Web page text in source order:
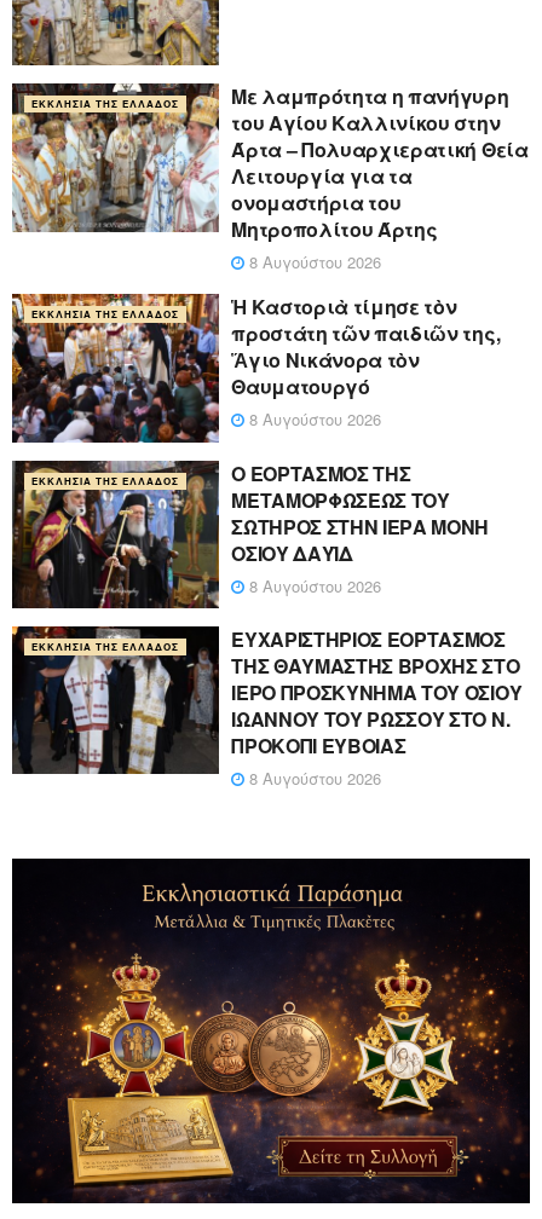
ΕΚΚΛΗΣΊΑ ΤΗΣ ΕΛΛΆΔΟΣ
Με λαμπρότητα η πανήγυρη
του Αγίου Καλλινίκου στην
Άρτα – Πολυαρχιερατική Θεία
Λειτουργία για τα
ονομαστήρια του
Μητροπολίτου Άρτης
8 Αυγούστου 2026
ΕΚΚΛΗΣΊΑ ΤΗΣ ΕΛΛΆΔΟΣ
Ἡ Καστοριὰ τίμησε τὸν
προστάτη τῶν παιδιῶν της,
Ἅγιο Νικάνορα τὸν
Θαυματουργό
8 Αυγούστου 2026
ΕΚΚΛΗΣΊΑ ΤΗΣ ΕΛΛΆΔΟΣ
Ο ΕΟΡΤΑΣΜΟΣ ΤΗΣ
ΜΕΤΑΜΟΡΦΩΣΕΩΣ ΤΟΥ
ΣΩΤΗΡΟΣ ΣΤΗΝ ΙΕΡΑ ΜΟΝΗ
ΟΣΙΟΥ ΔΑΥΪΔ
8 Αυγούστου 2026
ΕΚΚΛΗΣΊΑ ΤΗΣ ΕΛΛΆΔΟΣ
ΕΥΧΑΡΙΣΤΗΡΙΟΣ ΕΟΡΤΑΣΜΟΣ
ΤΗΣ ΘΑΥΜΑΣΤΗΣ ΒΡΟΧΗΣ ΣΤΟ
ΙΕΡΟ ΠΡΟΣΚΥΝΗΜΑ ΤΟΥ ΟΣΙΟΥ
ΙΩΑΝΝΟΥ ΤΟΥ ΡΩΣΣΟΥ ΣΤΟ Ν.
ΠΡΟΚΟΠΙ ΕΥΒΟΙΑΣ
8 Αυγούστου 2026